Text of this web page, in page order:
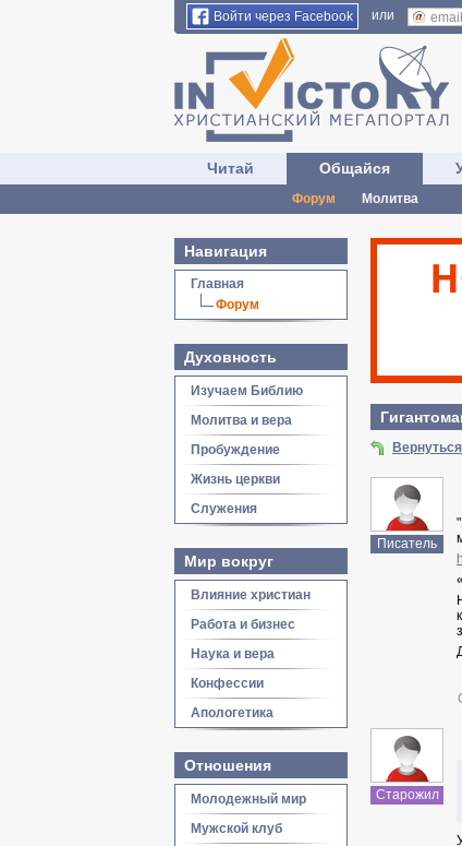
Войти через Facebook или
Читай Общайся
Форум Молитва
Навигация
Главная
Форум
Духовность
Изучаем Библию
Молитва и вера
Пробуждение
Жизнь церкви
Служения
Мир вокруг
Влияние христиан
Работа и бизнес
Наука и вера
Конфессии
Апологетика
Отношения
Молодежный мир
Мужской клуб
Писатель
Старожил